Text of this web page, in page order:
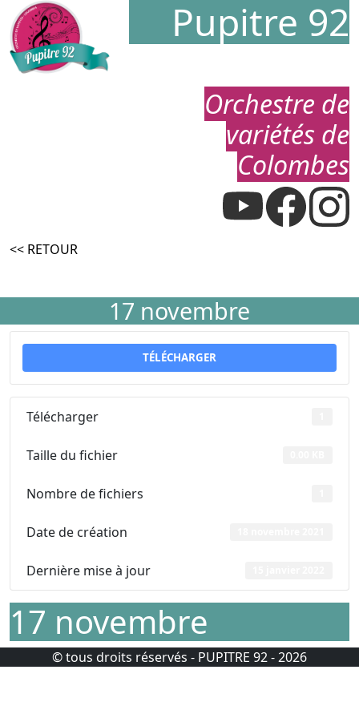
Pupitre 92
Orchestre de
variétés de
Colombes
<< RETOUR
17 novembre
TÉLÉCHARGER
Télécharger
Taille du fichier
Nombre de fichiers
Date de création
Dernière mise à jour
17 novembre
© tous droits réservés - PUPITRE 92 - 2026